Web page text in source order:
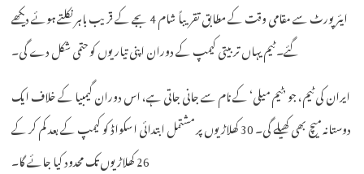
ایئرپورٹ سے مقامی وقت کے مطابق تقریباً شام 4 بجے کے قریب باہر نکلتے ہوئے دیکھے
گئے۔ ٹیم یہاں تربیتی کیمپ کے دوران اپنی تیاریوں کو حتمی شکل دے گی۔
ایران کی ٹیم، جو ’ٹیم میلی‘ کے نام سے جانی جاتی ہے، اس دوران گیمبیا کے خلاف ایک
دوستانہ میچ بھی کھیلے گی۔ 30 کھلاڑیوں پر مشتمل ابتدائی اسکواڈ کو کیمپ کے بعد کم کر کے
26 کھلاڑیوں تک محدود کیا جائے گا۔